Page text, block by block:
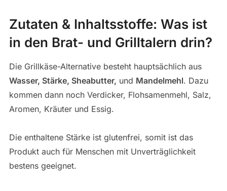
Zutaten & Inhaltsstoffe: Was ist
in den Brat- und Grilltalern drin?
Die Grillkäse-Alternative besteht hauptsächlich aus
Wasser, Stärke, Sheabutter, und Mandelmehl. Dazu
kommen dann noch Verdicker, Flohsamenmehl, Salz,
Aromen, Kräuter und Essig.
Die enthaltene Stärke ist glutenfrei, somit ist das
Produkt auch für Menschen mit Unverträglichkeit
bestens geeignet.